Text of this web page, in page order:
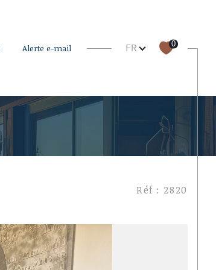
alerte e-mail Langue
FR 0
filtrer
Réf : 2820